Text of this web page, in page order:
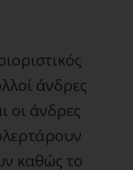
άνδρες
οι άνδρες
καθώς το